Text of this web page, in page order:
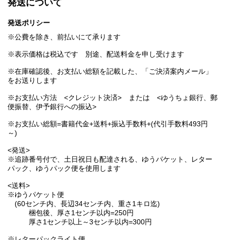
発送について
発送ポリシー
※公費を除き、前払いにて承ります
※表示価格は税込です 別途、配送料金を申し受けます
※在庫確認後、お支払い総額を記載した、「ご決済案内メール」
をお送りします
※お支払い方法 <クレジット決済> または <ゆうちょ銀行、郵
便振替、伊予銀行への振込>
※お支払い総額=書籍代金+送料+振込手数料+(代引手数料493円
～)
<発送>
※追跡番号付で、土日祝日も配達される、ゆうパケット、レター
パック、ゆうパック便を使用します
<送料>
※ゆうパケット便
(60センチ内、長辺34センチ内、重さ1キロ迄)
梱包後、厚さ1センチ以内=250円
厚さ1センチ以上～3センチ以内=300円